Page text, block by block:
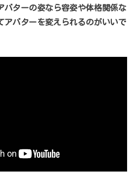
バターの姿なら容姿や体格関係な
アバターを変えられるのがいいで